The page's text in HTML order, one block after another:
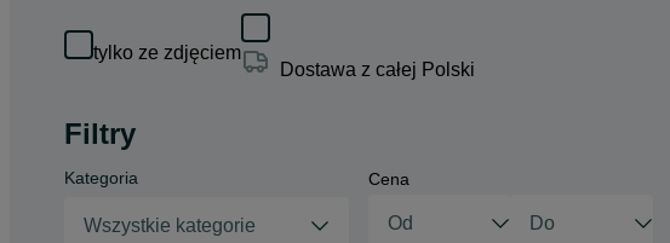
tylko ze zdjęciem
Dostawa z całej Polski
Filtry
Kategoria
Wszystkie kategorie
Cena